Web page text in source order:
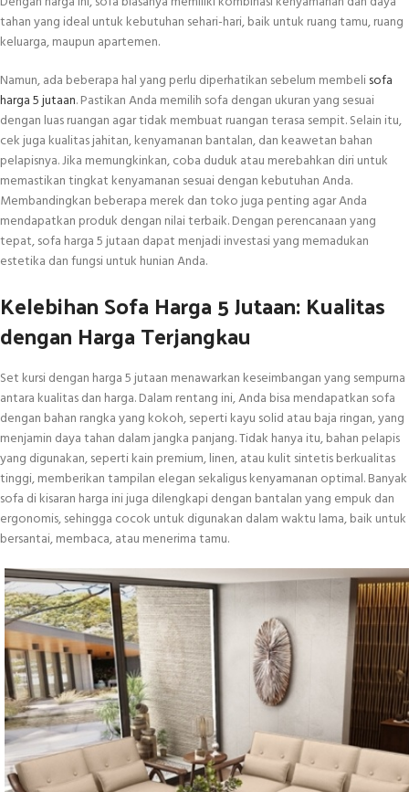
tahan yang ideal untuk kebutuhan sehari-hari, baik untuk ruang tamu, ruang
keluarga, maupun apartemen.
Namun, ada beberapa hal yang perlu diperhatikan sebelum membelisofa
harga 5 jutaan. Pastikan Anda memilih sofa dengan ukuran yang sesuai
dengan luas ruangan agar tidak membuat ruangan terasa sempit. Selain itu,
cek juga kualitas jahitan, kenyamanan bantalan, dan keawetan bahan
pelapisnya. Jika memungkinkan, coba duduk atau merebahkan diri untuk
memastikan tingkat kenyamanan sesuai dengan kebutuhan Anda.
Membandingkan beberapa merek dan toko juga penting agar Anda
mendapatkan produk dengan nilai terbaik. Dengan perencanaan yang
tepat, sofa harga 5 jutaan dapat menjadi investasi yang memadukan
estetika dan fungsi untuk hunian Anda.
Kelebihan Sofa Harga 5 Jutaan: Kualitas
dengan Harga Terjangkau
Set kursi dengan harga 5 jutaan menawarkan keseimbangan yang sempurna
antara kualitas dan harga. Dalam rentang ini, Anda bisa mendapatkan sofa
dengan bahan rangka yang kokoh, seperti kayu solid atau baja ringan, yang
menjamin daya tahan dalam jangka panjang. Tidak hanya itu, bahan pelapis
yang digunakan, seperti kain premium, linen, atau kulit sintetis berkualitas
tinggi, memberikan tampilan elegan sekaligus kenyamanan optimal. Banyak
sofa di kisaran harga ini juga dilengkapi dengan bantalan yang empuk dan
ergonomis, sehingga cocok untuk digunakan dalam waktu lama, baik untuk
bersantai, membaca, atau menerima tamu.